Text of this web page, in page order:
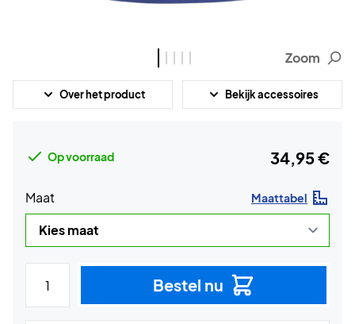
Zoom
Over het product Bekijk accessoires
Op voorraad 34,95 €
Maat Maattabel
Bestel nu